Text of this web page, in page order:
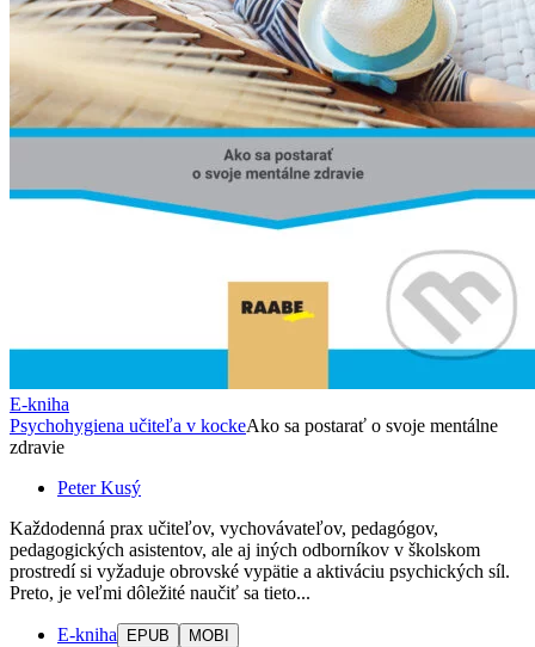
E-kniha
Psychohygiena učiteľa v kockeAko sa postarať o svoje mentálne
zdravie
Peter Kusý
Každodenná prax učiteľov, vychovávateľov, pedagógov,
pedagogických asistentov, ale aj iných odborníkov v školskom
prostredí si vyžaduje obrovské vypätie a aktiváciu psychických síl.
Preto, je veľmi dôležité naučiť sa tieto...
E-kniha EPUB MOBI